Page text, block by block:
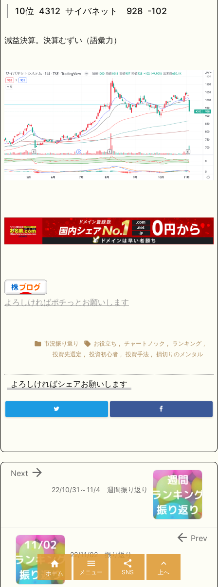
10位 4312 サイバネット 928 -102
減益決算。決算むずい（語彙力）
よろしければポチっとお願いします
 市況振り返り  お役立ち , チャートノック , ランキング ,
投資先選定 , 投資初心者 , 投資手法 , 損切りのメンタル
よろしければシェアお願いします
22/10/31～11/4 週間振り返り

Next
22/11/02 振り返り
 Prev

ホーム

メニュー

SNS

上へ